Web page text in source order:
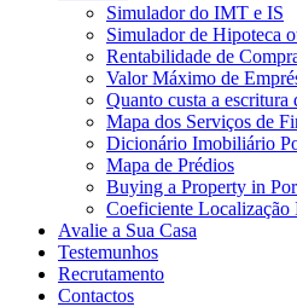
Simulador do IMT e IS
Simulador de Hipoteca
Rentabilidade de
Valor Máximo de
Quanto custa a escritura
Mapa dos Serviços de
Dicionário Imobiliário
Mapa de Prédios
Buying a Property in
Coeficiente
Avalie a Sua Casa
Testemunhos
Recrutamento
Contactos